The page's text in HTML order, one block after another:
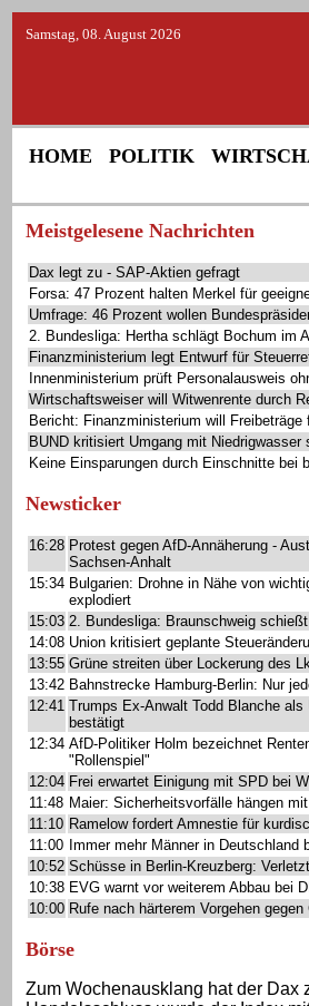
Samstag, 08. August 2026
HOME POLITIK
Meistgelesene Nachrichten
Dax legt zu - SAP-Aktien gefragt
Forsa: 47 Prozent halten Merkel für
Umfrage: 46 Prozent wollen
2. Bundesliga: Hertha schlägt Bochum im
Finanzministerium legt Entwurf für
Innenministerium prüft Personalausweis
Wirtschaftsweiser will Witwenrente durch
Bericht: Finanzministerium will Freibeträge
BUND kritisiert Umgang mit Niedrigwasser
Keine Einsparungen durch Einschnitte bei
Newsticker
16:28 Protest gegen AfD-Annäherung -
Sachsen-Anhalt
15:34 Bulgarien: Drohne in Nähe von
explodiert
15:03 2. Bundesliga: Braunschweig
14:08 Union kritisiert geplante
13:55 Grüne streiten über Lockerung des
13:42 Bahnstrecke Hamburg-Berlin: Nur
12:41 Trumps Ex-Anwalt Todd Blanche
bestätigt
12:34 AfD-Politiker Holm bezeichnet
"Rollenspiel"
12:04 Frei erwartet Einigung mit SPD bei
11:48 Maier: Sicherheitsvorfälle hängen
11:10 Ramelow fordert Amnestie für
11:00 Immer mehr Männer in Deutschland
10:52 Schüsse in Berlin-Kreuzberg:
10:38 EVG warnt vor weiterem Abbau bei
10:00 Rufe nach härterem Vorgehen gegen
Börse
Zum Wochenausklang hat der Dax